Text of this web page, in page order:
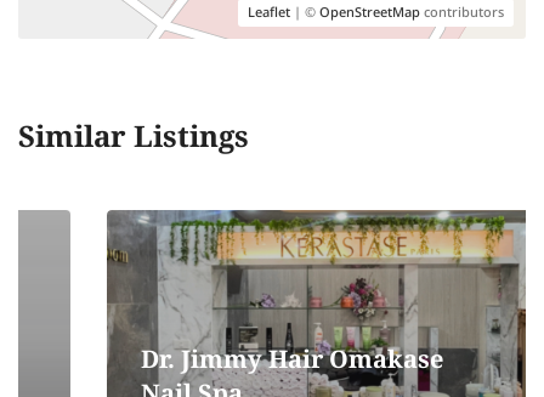
Leaflet | ©OpenStreetMapcontributors
Similar Listings
Dr. Jimmy Hair Omakase